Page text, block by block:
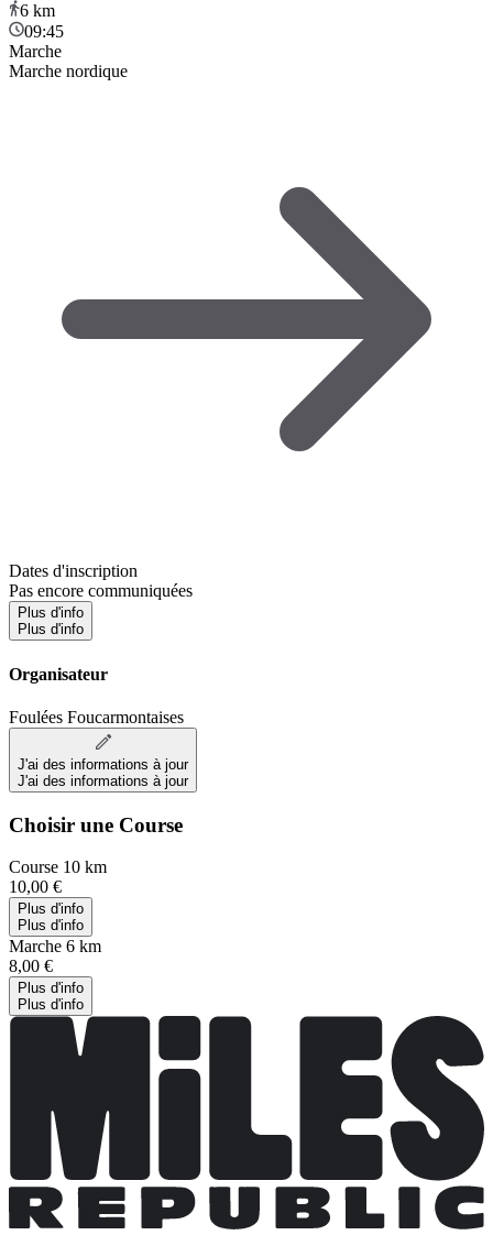
6 km
09:45
Marche
Marche nordique
Dates d'inscription
Pas encore communiquées
Plus d'info
Plus d'info
Organisateur
Foulées Foucarmontaises
J'ai des informations à jour
J'ai des informations à jour
Choisir une Course
Course 10 km
10,00 €
Plus d'info
Plus d'info
Marche 6 km
8,00 €
Plus d'info
Plus d'info